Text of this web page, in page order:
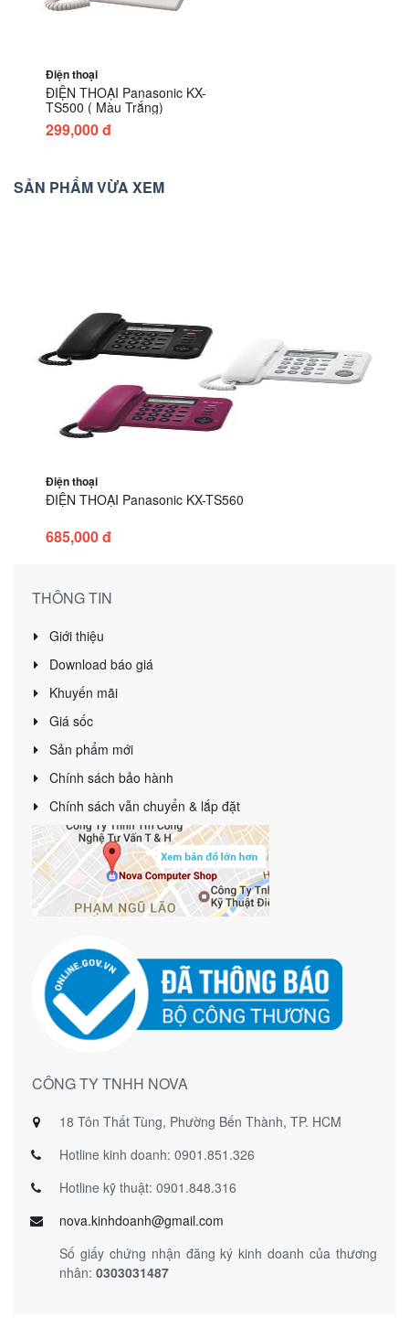
Điện thoại
ĐIỆN THOẠI Panasonic KX-
TS500 ( Màu Trắng)
299,000 đ
SẢN PHẨM VỪA XEM
Điện thoại
ĐIỆN THOẠI Panasonic KX-TS560
685,000 đ
THÔNG TIN
Giới thiệu
Download báo giá
Khuyến mãi
Giá sốc
Sản phẩm mới
Chính sách bảo hành
Chính sách vẫn chuyển & lắp đặt
CÔNG TY TNHH NOVA
18 Tôn Thất Tùng, Phường Bến Thành, TP. HCM
Hotline kinh doanh: 0901.851.326
Hotline kỹ thuật: 0901.848.316
nova.kinhdoanh@gmail.com
Số giấy chứng nhận đăng ký kinh doanh của thương
nhân: 0303031487